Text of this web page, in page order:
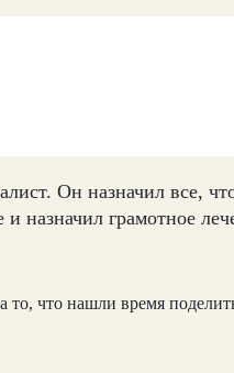
Он назначил все,
назначил грамотное
то, что нашли время